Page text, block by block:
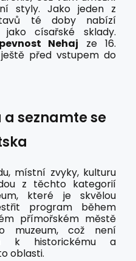
styly. Jako jeden z
té doby nabízí
císařské sklady.
pevnost Nehaj ze 16.
před vstupem do
seznamte se
místní zvyky, kulturu
z těchto kategorií
které je skvělou
program během
přímořském městě
muzeum, což není
k historickému a
oblasti.